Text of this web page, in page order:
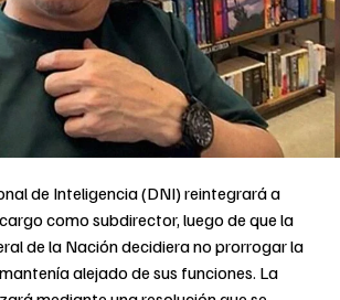
de Inteligencia (DNI) reintegrará a
como subdirector, luego de que la
de la Nación decidiera no prorrogar la
alejado de sus funciones. La